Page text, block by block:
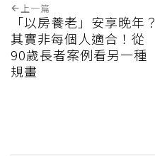
上一篇
「以房養老」安享晚年？
其實非每個人適合！從
90歲長者案例看另一種
規畫